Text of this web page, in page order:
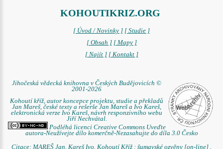
KOHOUTIKRIZ.ORG
[ Úvod / Novinky ] [ Studie ]
[ Obsah ] [ Mapy ]
[ Najít ] [ Kontakt ]
Jihočeská vědecká knihovna v Českých Budějovicích ©
2001-2026
Kohoutí kříž, autor koncepce projektu, studie a překladů
Jan Mareš, české texty a rešerše Jan Mareš a Ivo Kareš,
elektronická verze Ivo Kareš, návrh responzivního webu
Jiří Nechvátal.
Podléhá licenci Creative Commons Uveďte
autora-Neužívejte dílo komerčně-Nezasahujte do díla 3.0 Česko
Citace: MAREŠ Jan. Kareš Ivo. Kohoutí Kříž : šumavské ozvěny [on-line] .